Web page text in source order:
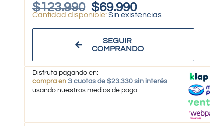
$123.990 $69.990
Sin existencias
SEGUIR
COMPRANDO
Disfruta pagando en:
compra en 3 cuotas de $23.330 sin interés
usando nuestros medios de pago